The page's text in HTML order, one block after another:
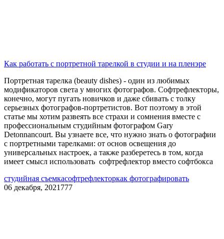
Как работать с портретной тарелкой в студии и на пленэре
Портретная тарелка (beauty dishes) - один из любимых
модификаторов света у многих фотографов. Софтрефлекторы,
конечно, могут пугать новичков и даже сбивать с толку
серьезных фотографов-портретистов. Вот поэтому в этой
статье мы хотим развеять все страхи и сомнения вместе с
профессиональным студийным фотографом Gary
Detonnancourt. Вы узнаете все, что нужно знать о фотографии
с портретными тарелками: от основ освещения до
универсальных настроек, а также разберетесь в том, когда
имеет смысл использовать софтрефлектор вместо софтбокса
студийная съемкасофтрефлекторкак фотографировать
06 декабря, 2021 777